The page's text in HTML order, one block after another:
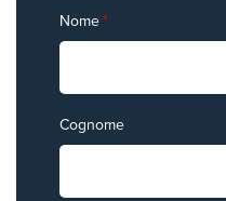
Nome*
Cognome